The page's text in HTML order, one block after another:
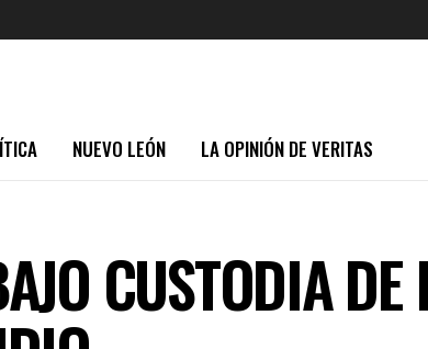
NUEVO LEÓN LA OPINIÓN DE VERITAS
CUSTODIA DE